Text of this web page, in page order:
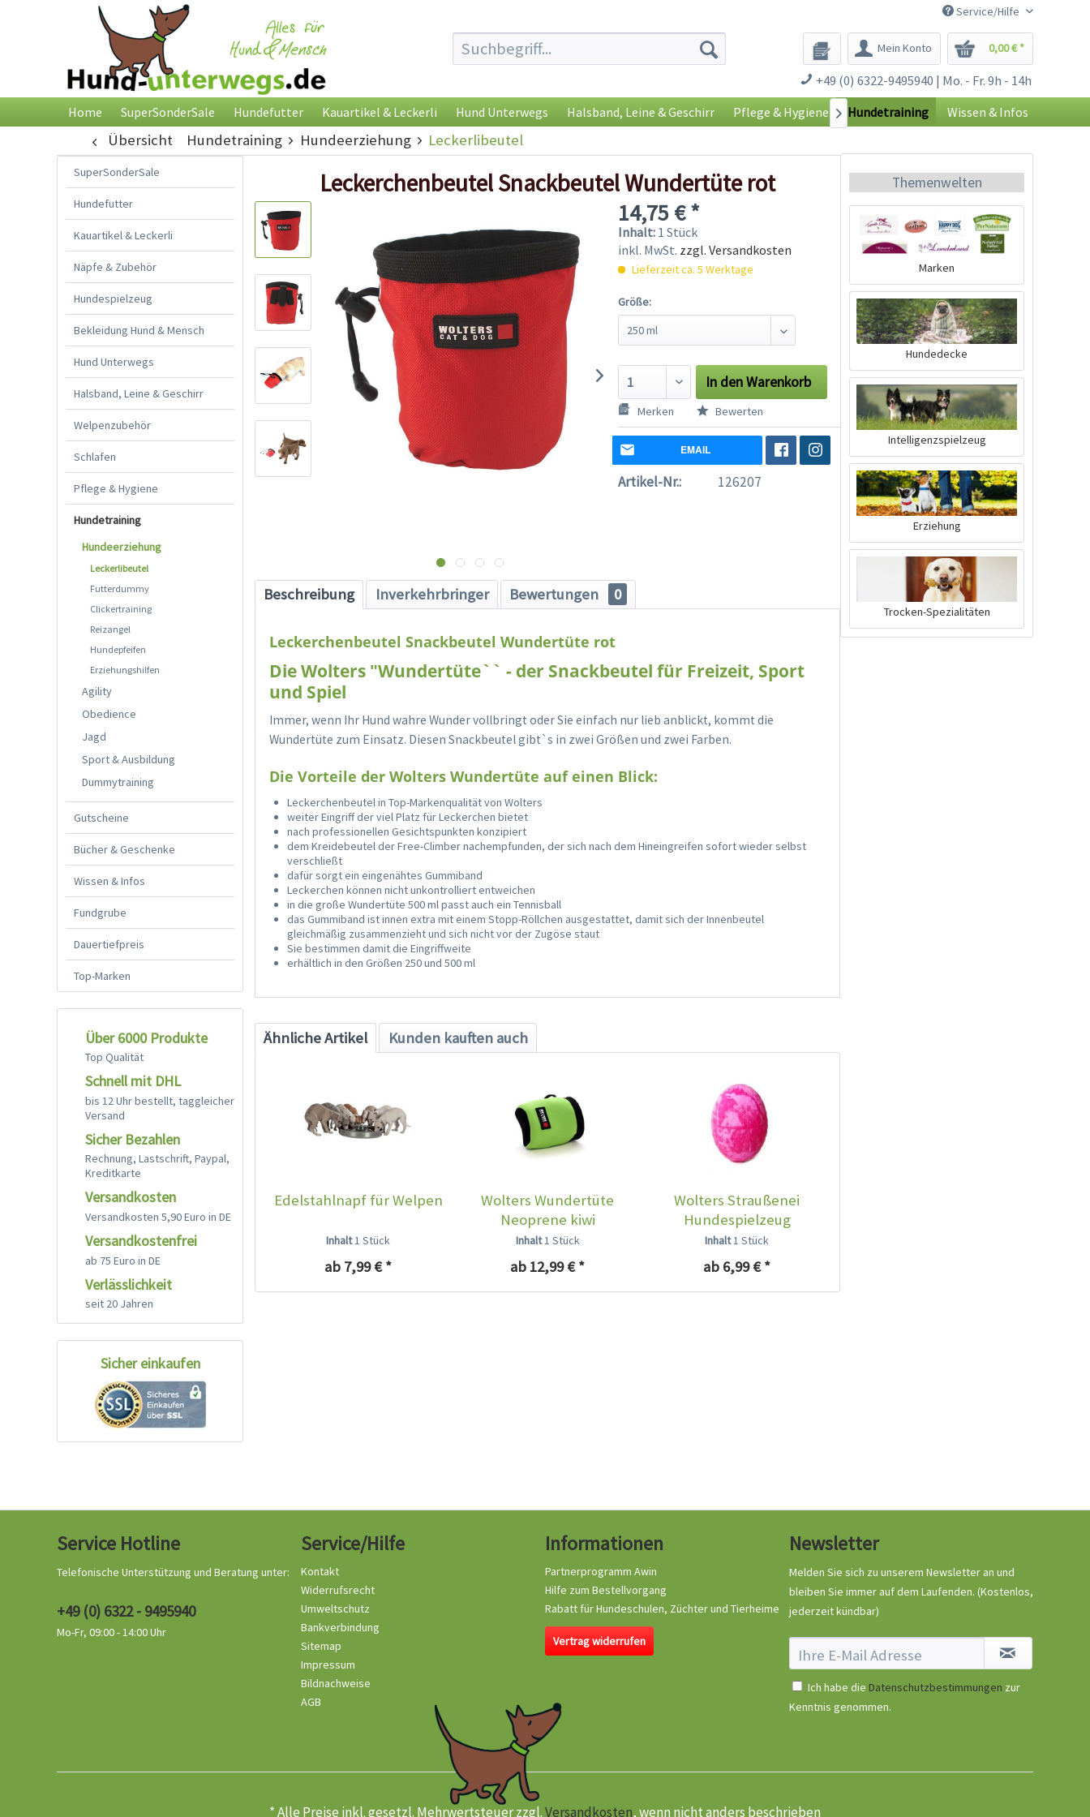
Service/Hilfe
Mein Konto 0,00 € *
+49 (0) 6322-9495940 | Mo. - Fr. 9h - 14h
Home SuperSonderSale Hundefutter Kauartikel & Leckerli Hund Unterwegs Halsband, Leine & Geschirr Pflege & Hygiene Hundetraining Wissen & Infos

Übersicht Hundetraining Hundeerziehung Leckerlibeutel
SuperSonderSale
Hundefutter
Kauartikel & Leckerli
Näpfe & Zubehör
Hundespielzeug
Bekleidung Hund & Mensch
Hund Unterwegs
Halsband, Leine & Geschirr
Welpenzubehör
Schlafen
Pflege & Hygiene
Hundetraining
Hundeerziehung
Leckerlibeutel
Futterdummy
Clickertraining
Reizangel
Hundepfeifen
Erziehungshilfen
Agility
Obedience
Jagd
Sport & Ausbildung
Dummytraining
Gutscheine
Bücher & Geschenke
Wissen & Infos
Fundgrube
Dauertiefpreis
Top-Marken
Über 6000 Produkte
Top Qualität
Schnell mit DHL
bis 12 Uhr bestellt, taggleicher
Versand
Sicher Bezahlen
Rechnung, Lastschrift, Paypal,
Kreditkarte
Versandkosten
Versandkosten 5,90 Euro in DE
Versandkostenfrei
ab 75 Euro in DE
Verlässlichkeit
seit 20 Jahren
Sicher einkaufen
Leckerchenbeutel Snackbeutel Wundertüte rot
14,75 € *
Inhalt: 1 Stück
inkl. MwSt. zzgl. Versandkosten
Lieferzeit ca. 5 Werktage
Größe:
In den Warenkorb
Merken Bewerten
EMAIL
Artikel-Nr.: 126207
Beschreibung Inverkehrbringer Bewertungen 0
Leckerchenbeutel Snackbeutel Wundertüte rot
Die Wolters "Wundertüte`` - der Snackbeutel für Freizeit, Sport
und Spiel
Immer, wenn Ihr Hund wahre Wunder vollbringt oder Sie einfach nur lieb anblickt, kommt die
Wundertüte zum Einsatz. Diesen Snackbeutel gibt`s in zwei Größen und zwei Farben.
Die Vorteile der Wolters Wundertüte auf einen Blick:
Leckerchenbeutel in Top-Markenqualität von Wolters
weiter Eingriff der viel Platz für Leckerchen bietet
nach professionellen Gesichtspunkten konzipiert
dem Kreidebeutel der Free-Climber nachempfunden, der sich nach dem Hineingreifen sofort wieder selbst
verschließt
dafür sorgt ein eingenähtes Gummiband
Leckerchen können nicht unkontrolliert entweichen
in die große Wundertüte 500 ml passt auch ein Tennisball
das Gummiband ist innen extra mit einem Stopp-Röllchen ausgestattet, damit sich der Innenbeutel
gleichmäßig zusammenzieht und sich nicht vor der Zugöse staut
Sie bestimmen damit die Eingriffweite
erhältlich in den Größen 250 und 500 ml
Ähnliche Artikel Kunden kauften auch
Edelstahlnapf für Welpen
Inhalt1 Stück
ab 7,99 € *
Wolters Wundertüte
Neoprene kiwi
Inhalt1 Stück
ab 12,99 € *
Wolters Straußenei
Hundespielzeug
himbeere
Inhalt1 Stück
ab 6,99 € *
Themenwelten
Marken
Hundedecke
Intelligenzspielzeug
Erziehung
Trocken-Spezialitäten
Service Hotline
Telefonische Unterstützung und Beratung unter:
+49 (0) 6322 - 9495940
Mo-Fr, 09:00 - 14:00 Uhr
Service/Hilfe
Kontakt
Widerrufsrecht
Umweltschutz
Bankverbindung
Sitemap
Impressum
Bildnachweise
AGB
Informationen
Partnerprogramm Awin
Hilfe zum Bestellvorgang
Rabatt für Hundeschulen, Züchter und Tierheime
Vertrag widerrufen
Newsletter
Melden Sie sich zu unserem Newsletter an und
bleiben Sie immer auf dem Laufenden. (Kostenlos,
jederzeit kündbar)
Ich habe die Datenschutzbestimmungen zur
Kenntnis genommen.
* Alle Preise inkl. gesetzl. Mehrwertsteuer zzgl.Versandkosten, wenn nicht anders beschrieben